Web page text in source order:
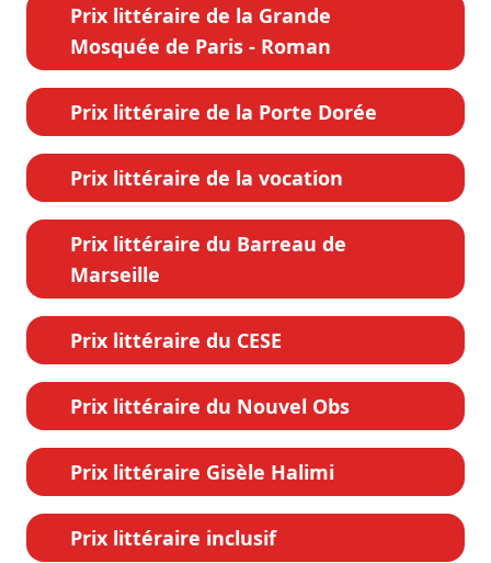
Prix littéraire de la Grande
Mosquée de Paris - Roman
Prix littéraire de la Porte Dorée
Prix littéraire de la vocation
Prix littéraire du Barreau de
Marseille
Prix littéraire du CESE
Prix littéraire du Nouvel Obs
Prix littéraire Gisèle Halimi
Prix littéraire inclusif